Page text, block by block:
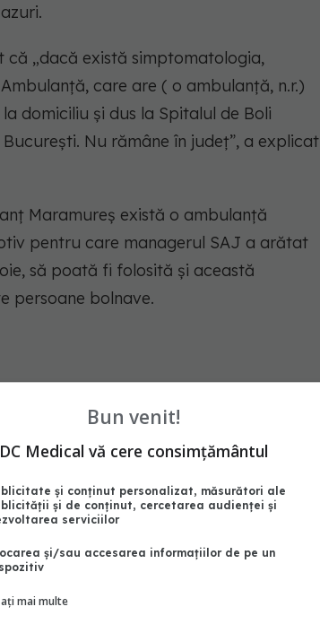
că „dacă există simptomatologia,
care are ( o ambulanță, n.r.)
domiciliu și dus la Spitalul de Boli
Nu rămâne în județ”, a explicat
Maramureș există o ambulanță
pentru care managerul SAJ a arătat
să poată fi folosită și această
persoane bolnave.
Bun venit!
DC Medical vă cere consimțământul
și conținut personalizat, măsurători ale
și de conținut, cercetarea audienței și
serviciilor
și/sau accesarea informațiilor de pe un
mai multe